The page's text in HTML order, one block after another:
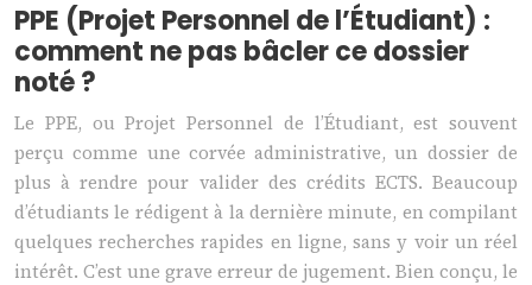
PPE (Projet Personnel de l’Étudiant) :
comment ne pas bâcler ce dossier
noté ?
Le PPE, ou Projet Personnel de l’Étudiant, est souvent
perçu comme une corvée administrative, un dossier de
plus à rendre pour valider des crédits ECTS. Beaucoup
d’étudiants le rédigent à la dernière minute, en compilant
quelques recherches rapides en ligne, sans y voir un réel
intérêt. C’est une grave erreur de jugement. Bien conçu, le